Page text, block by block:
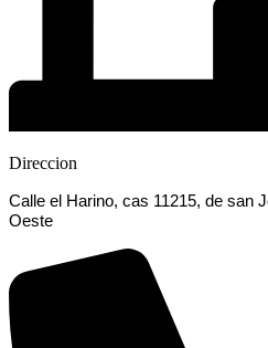
Direccion
Calle el Harino, cas 11215, de san
Oeste